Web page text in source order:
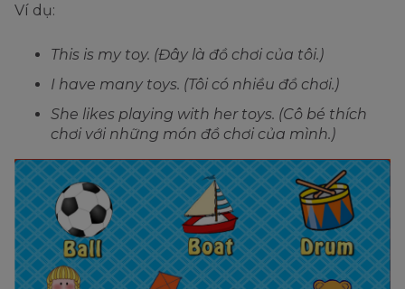
Ví dụ:
This is my toy. (Đây là đồ chơi của tôi.)
I have many toys. (Tôi có nhiều đồ chơi.)
She likes playing with her toys. (Cô bé thích
chơi với những món đồ chơi của mình.)